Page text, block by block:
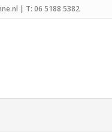
| T: 06 5188 5382